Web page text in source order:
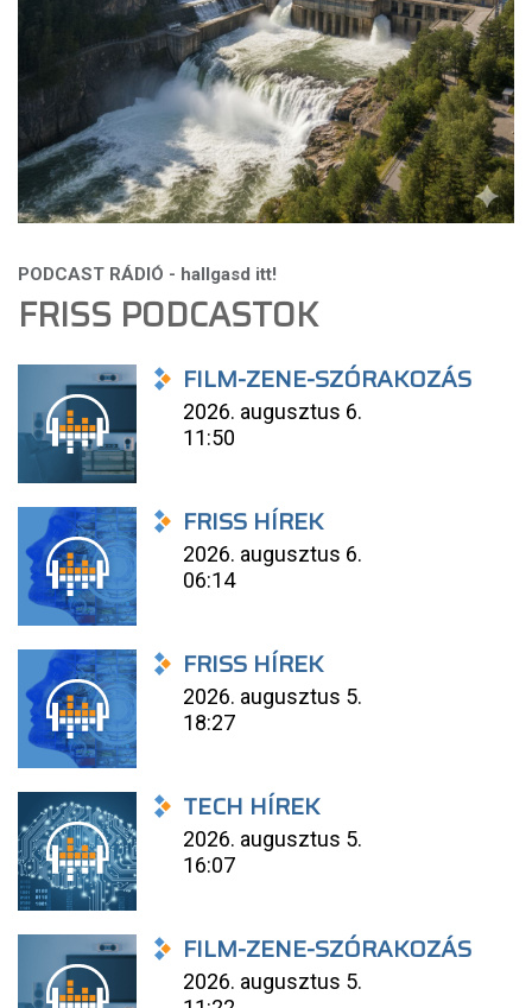
FRISS PODCASTOK
FILM-ZENE-SZÓRAKOZÁS
2026. augusztus 6.
11:50
FRISS HÍREK
2026. augusztus 6.
06:14
FRISS HÍREK
2026. augusztus 5.
18:27
TECH HÍREK
2026. augusztus 5.
16:07
FILM-ZENE-SZÓRAKOZÁS
2026. augusztus 5.